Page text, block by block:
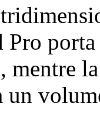
mentre